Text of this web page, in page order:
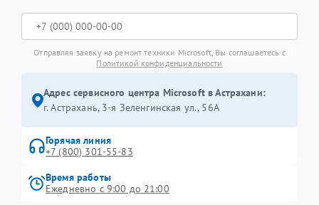
Отправляя заявку на ремонт техники Microsoft, Вы соглашаетесь с
Политикой конфиденциальности
Адрес сервисного центра Microsoft в Астрахани:
г. Астрахань, 3-я Зеленгинская ул., 56А
Горячая линия
+7 (800) 301-55-83
Время работы
Ежедневно с 9:00 до 21:00